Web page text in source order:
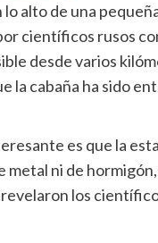
alto de una
científicos rusos
desde varios
la cabaña ha sido
es que la
metal ni de
los